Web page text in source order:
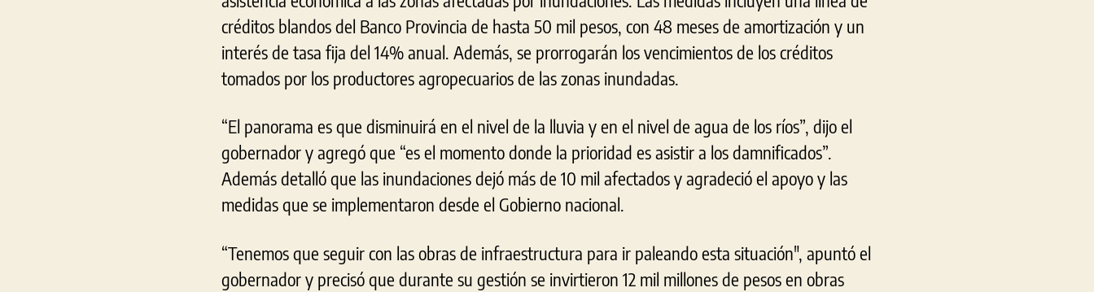
créditos blandos del Banco Provincia de hasta 50 mil pesos, con 48 meses de amortización y un
interés de tasa fija del 14% anual. Además, se prorrogarán los vencimientos de los créditos
tomados por los productores agropecuarios de las zonas inundadas.
“El panorama es que disminuirá en el nivel de la lluvia y en el nivel de agua de los ríos”, dijo el
gobernador y agregó que “es el momento donde la prioridad es asistir a los damnificados”.
Además detalló que las inundaciones dejó más de 10 mil afectados y agradeció el apoyo y las
medidas que se implementaron desde el Gobierno nacional.
“Tenemos que seguir con las obras de infraestructura para ir paleando esta situación", apuntó el
gobernador y precisó que durante su gestión se invirtieron 12 mil millones de pesos en obras